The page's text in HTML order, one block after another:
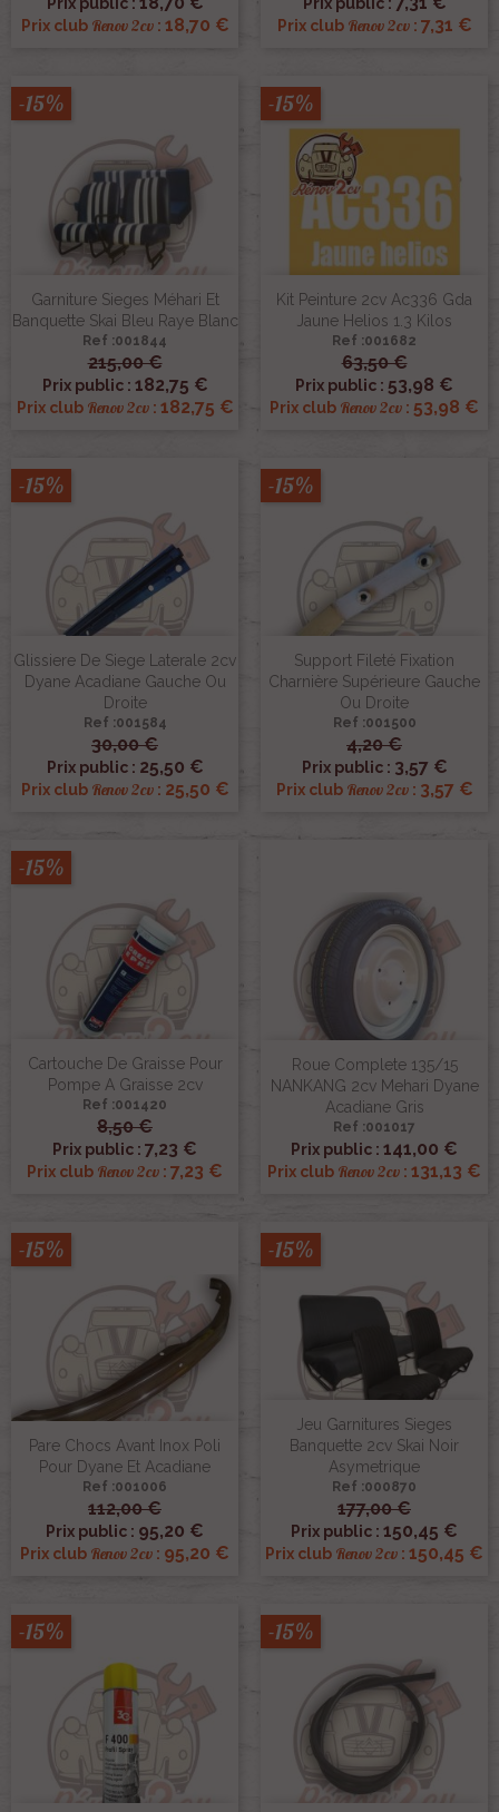
Prix club Renov 2cv: 18,70 € Prix club Renov 2cv: 7,31 €
Garniture Sieges Méhari Et
Banquette Skai Bleu Raye Blanc
Ref :001844
215,00 €
Prix public : 182,75 €
Prix club Renov 2cv: 182,75 €
-15%
Kit Peinture 2cv Ac336 Gda
Jaune Helios 1.3 Kilos
Ref :001682
63,50 €
Prix public : 53,98 €
Prix club Renov 2cv : 53,98 €
-15%
Glissiere De Siege Laterale 2cv
Dyane Acadiane Gauche Ou
Droite
Ref :001584
30,00 €
Prix public : 25,50 €
Prix club Renov 2cv: 25,50 €
-15%
Support Fileté Fixation
Charnière Supérieure Gauche
Ou Droite
Ref :001500
4,20 €
Prix public : 3,57 €
Prix club Renov 2cv: 3,57 €
-15%
Cartouche De Graisse Pour
Pompe A Graisse 2cv
Ref :001420
8,50 €
Prix public : 7,23 €
Prix club Renov 2cv : 7,23 €
-15%
Roue Complete 135/15
NANKANG 2cv Mehari Dyane
Acadiane Gris
Ref :001017
Prix public : 141,00 €
Prix club Renov 2cv : 131,13 €
Pare Chocs Avant Inox Poli
Pour Dyane Et Acadiane
Ref :001006
112,00 €
Prix public : 95,20 €
Prix club Renov 2cv : 95,20 €
-15%
Jeu Garnitures Sieges
Banquette 2cv Skai Noir
Asymetrique
Ref :000870
177,00 €
Prix public : 150,45 €
Prix club Renov 2cv : 150,45 €
-15%
-15% -15%